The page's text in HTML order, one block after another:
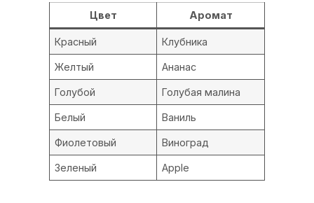
Цвет Аромат
Красный Клубника
Желтый Ананас
Голубой Голубая малина
Белый Ваниль
Фиолетовый Виноград
Зеленый Apple